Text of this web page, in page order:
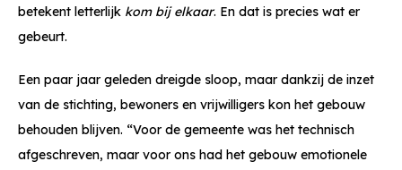
betekent letterlijk kom bij elkaar. En dat is precies wat er
gebeurt.
Een paar jaar geleden dreigde sloop, maar dankzij de inzet
van de stichting, bewoners en vrijwilligers kon het gebouw
behouden blijven. “Voor de gemeente was het technisch
afgeschreven, maar voor ons had het gebouw emotionele